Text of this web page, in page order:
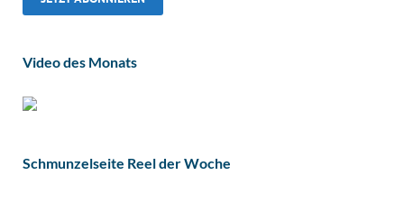
Video des Monats
Schmunzelseite Reel der Woche